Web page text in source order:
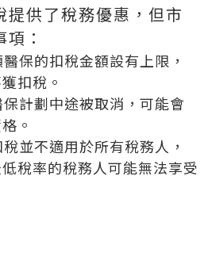
提供了稅務優惠，但市
：
保的扣稅金額設有上限，
扣稅。
計劃中途被取消，可能會
。
並不適用於所有稅務人，
稅率的稅務人可能無法享受